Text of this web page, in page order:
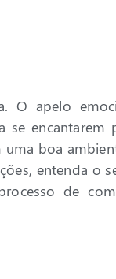
O apelo
se
boa
entenda o
de